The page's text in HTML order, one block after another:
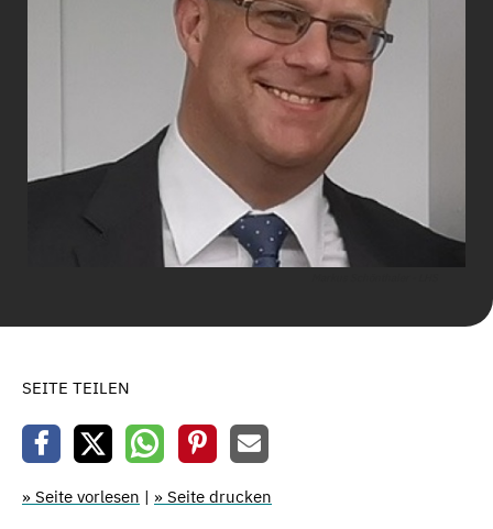
SEITE TEILEN
» Seite vorlesen | » Seite drucken